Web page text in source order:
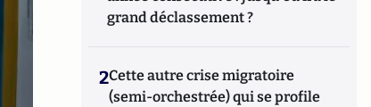
grand déclassement ?
2Cette autre crise migratoire
(semi-orchestrée) qui se profile